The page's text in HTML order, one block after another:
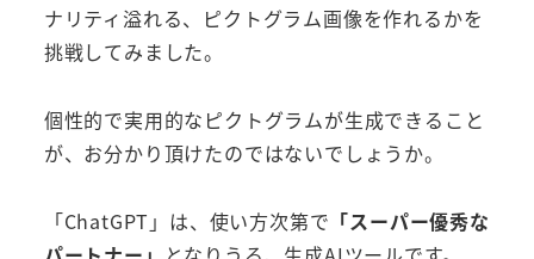
ナリティ溢れる、ピクトグラム画像を作れるかを
挑戦してみました。
個性的で実用的なピクトグラムが生成できること
が、お分かり頂けたのではないでしょうか。
「ChatGPT」は、使い方次第で 「スーパー優秀な